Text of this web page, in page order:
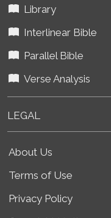
Library
Interlinear Bible
Parallel Bible
Verse Analysis
LEGAL
About Us
Terms of Use
Privacy Policy